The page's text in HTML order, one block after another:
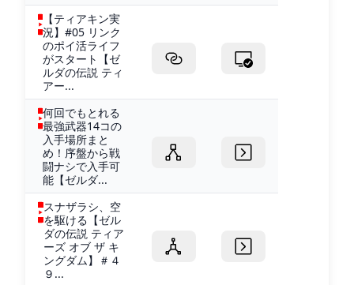
【ティアキン実
況】#05 リンク
のポイ活ライフ
がスタート【ゼ
ルダの伝説 ティ
アー...
何回でもとれる
最強武器14コの
入手場所まと
め！序盤から戦
闘ナシで入手可
能【ゼルダ...
スナザラシ、空
を駆ける【ゼル
ダの伝説 ティア
ーズ オブ ザ キ
ングダム】＃４
９...